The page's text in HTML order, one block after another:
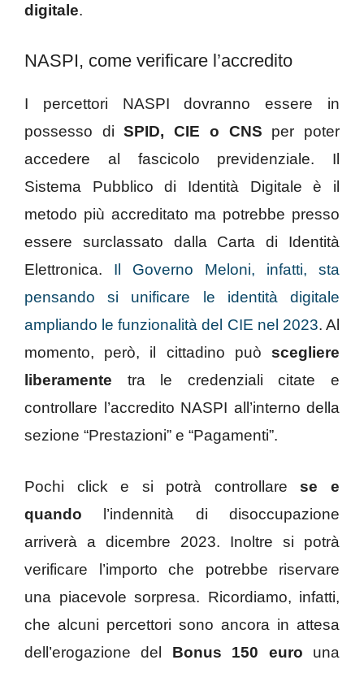
digitale.
NASPI, come verificare l’accredito
I percettori NASPI dovranno essere in
possesso diSPID, CIE o CNS per poter
accedere al fascicolo previdenziale. Il
Sistema Pubblico di Identità Digitale è il
metodo più accreditato ma potrebbe presso
essere surclassato dalla Carta di Identità
Elettronica. Il Governo Meloni, infatti, sta
pensando si unificare le identità digitale
ampliando le funzionalità del CIE nel 2023. Al
momento, però, il cittadino può scegliere
liberamente tra le credenziali citate e
controllare l’accredito NASPI all’interno della
sezione “Prestazioni” e “Pagamenti”.
Pochi click e si potrà controllarese e
quando l’indennità di disoccupazione
arriverà a dicembre 2023. Inoltre si potrà
verificare l’importo che potrebbe riservare
una piacevole sorpresa. Ricordiamo, infatti,
che alcuni percettori sono ancora in attesa
dell’erogazione del Bonus 150 euro una